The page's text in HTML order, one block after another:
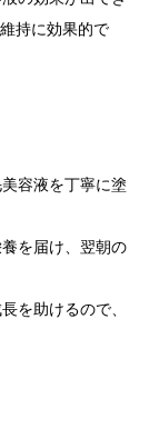
持に効果的で
容液を丁寧に塗
を届け、翌朝の
を助けるので、